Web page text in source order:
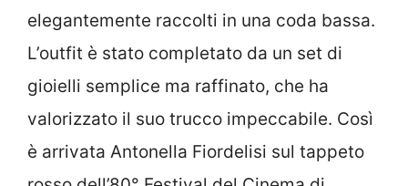
elegantemente raccolti in una coda bassa.
L’outfit è stato completato da un set di
gioielli semplice ma raffinato, che ha
valorizzato il suo trucco impeccabile. Così
è arrivata Antonella Fiordelisi sul tappeto